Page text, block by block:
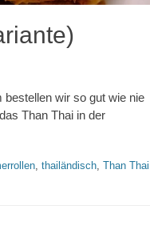
wir so gut wie nie
Than Thai in der
thailändisch Than Thai